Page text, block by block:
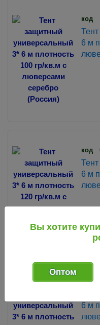
код
6 м
код
6 м
код
6 м
Вы хотите
Оптом